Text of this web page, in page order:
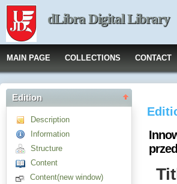
dLibra Digital Library
MAIN PAGE COLLECTIONS CONTACT
Edition
Description
Information
Structure
Content
Content(new window)